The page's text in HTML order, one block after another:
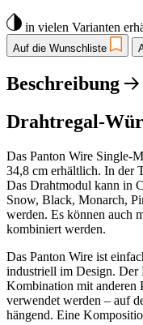
in vielen Varianten
Auf die Wunschliste
Beschreibung
Drahtregal-
Das Panton Wire Single-
34,8 cm erhältlich. In der
Das Drahtmodul kann in
Snow, Black, Monarch,
werden. Es können auch
kombiniert werden.
Das Panton Wire ist
industriell im Design. Der
Kombination mit anderen
verwendet werden – auf
hängend. Eine